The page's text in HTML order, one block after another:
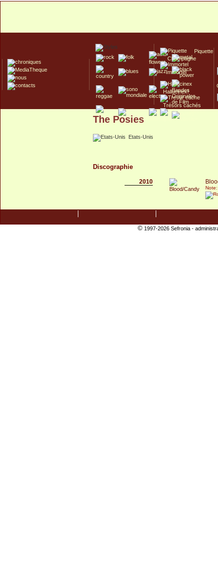
Piquette
Champagne
Immortel
Hallucinex!
Trésors cachés
Culte/Collector
The Posies
Etats-Unis
Discographie
2010
©1997-2026 Sefronia -